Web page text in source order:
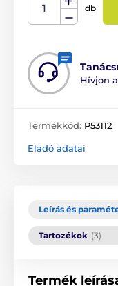
db
Hívjon
Termékkód: P53112
Eladó adatai
Leírás és
Tartozékok (3)
Termék